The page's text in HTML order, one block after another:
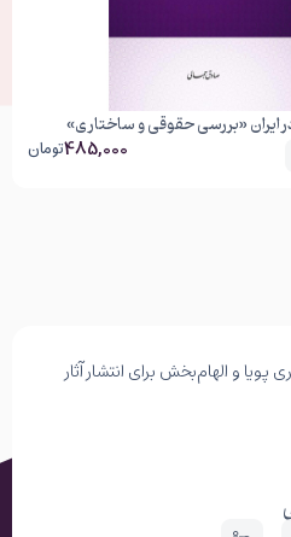
ایران «بررسی حقوقی و ساختاری»
485,000تومان
و الهام‌بخش برای انتشار آثار